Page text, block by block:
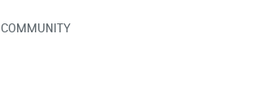
COMMUNITY